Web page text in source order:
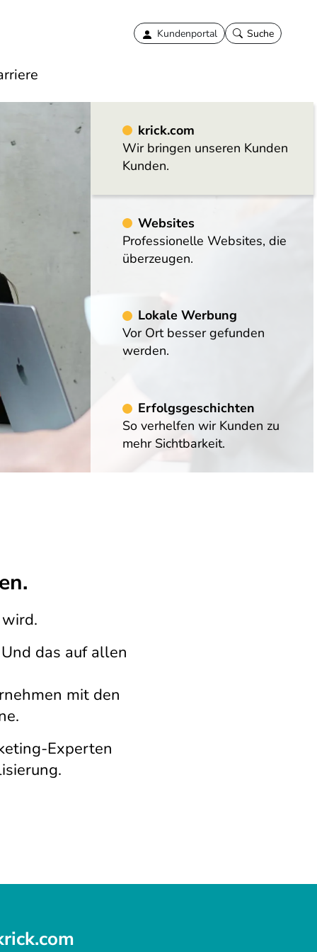
Kundenportal Suche
Websites
Professionelle Websites,
die überzeugen.
informieren
krick.com
Wir bringen unseren Kunden
Kunden.
Websites
Professionelle Websites, die
überzeugen.
Lokale Werbung
Vor Ort besser gefunden
werden.
Erfolgsgeschichten
So verhelfen wir Kunden zu
mehr Sichtbarkeit.
das auf allen
mit den
Experten